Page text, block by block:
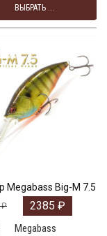
ВЫБРАТЬ ...
Megabass Big-M 7.5
₽ 2385 ₽
Megabass